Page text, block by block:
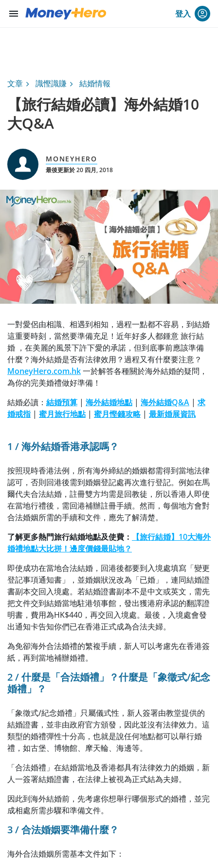
menu 登入
文章 識慳識賺 結婚情報
【旅行結婚必讀】海外結婚10
大Q&A
MONEYHERO
最後更新於 20 四月, 2018
一對愛侶由相識、相遇到相知，過程一點都不容易，到結婚
這重要時刻，當然要準備充足！近年好多人都鍾意 旅行結
婚 ，在美麗的風景下許下愛的承諾，但到底事前應該準備
什麼？海外結婚是否有法律效用？過程又有什麼要注意？
MoneyHero.com.hk一於解答各種關於海外結婚的疑問，
為你的完美婚禮做好準備！
結婚必讀： 結婚預算 | 海外結婚地點| 海外結婚Q&A | 求
婚戒指 | 蜜月旅行地點| 蜜月慳錢攻略| 最新婚展資訊
1 / 海外結婚香港承認嗎？
按照現時香港法例，所有海外締結的婚姻都需得到當地法律
認可，否則回港後需到婚姻登記處再次進行登記。例如在馬
爾代夫合法結婚，註冊雙方均需是回教徒，所以香港人即使
在當地行禮後，需回港補辦註冊手續。然而，每個地方會對
合法婚姻所需的手續和文件，應先了解清楚。
了解更多熱門旅行結婚地點及使費：
【旅行結婚】10大海外
婚禮地點大比拼！邊度價錢最貼地？
即使成功在當地合法結婚，回港後都要到入境處填寫「變更
登記事項通知書」，並婚姻狀況改為「已婚」，連同結婚證
書副本交回入境處。若結婚證書副本不是中文或英文，需先
把文件交到結婚當地駐港領事館，發出獲港府承認的翻譯證
明書，費用為HK$440，再交回入境處。最後，入境處會發
出通知卡告知你們已在香港正式成為合法夫婦。
為免卻海外合法婚禮的繁複手續，新人可以考慮先在香港簽
紙，再到當地補辦婚禮。
2 / 什麼是「合法婚禮」？什麼是「象徵式/紀念
婚禮」？
「象徵式/紀念婚禮」只屬儀式性，新人簽署由教堂提供的
結婚證書，並非由政府官方頒發，因此並沒有法律效力。這
類型的婚禮彈性十分高，也就是說任何地點都可以舉行婚
禮，如古堡、博物館、摩天輪、海邊等。
「合法婚禮」在結婚當地及香港都具有法律效力的婚姻，新
人一簽署結婚證書，在法律上被視為正式結為夫婦。
因此到海外結婚前，先考慮你想舉行哪個形式的婚禮，並完
成相處所需步驟和準備文件。
3 / 合法婚姻要準備什麼？
海外合法婚姻所需基本文件如下：